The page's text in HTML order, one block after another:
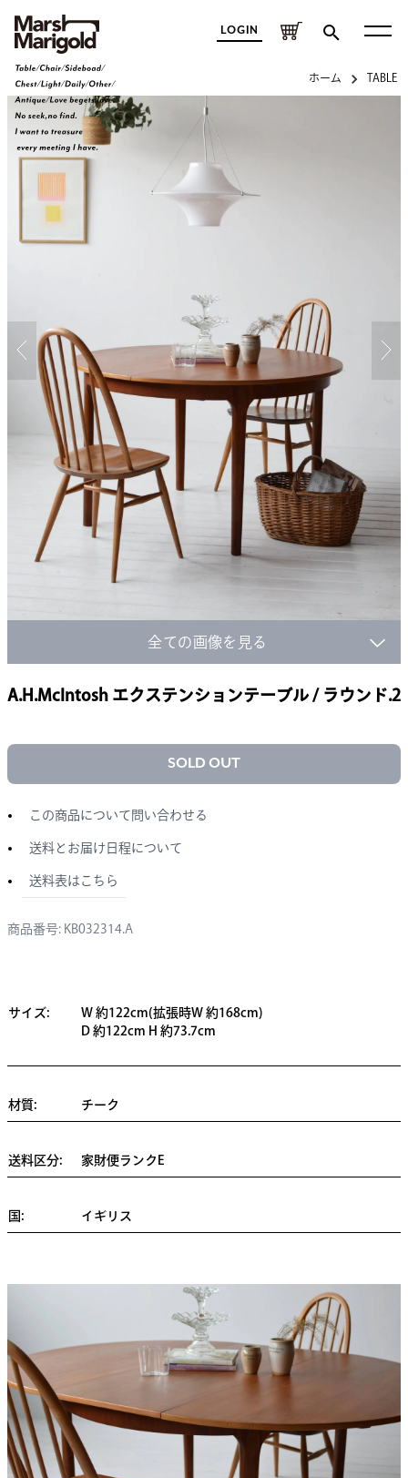
LOGIN
ホーム TABLE
全ての画像を見る
A.H.McIntosh エクステンションテーブル / ラウンド.2
SOLD OUT
この商品について問い合わせる
送料とお届け日程について
送料表はこちら
商品番号: KB032314.A
サイズ:
W 約122cm(拡張時W 約168cm)
D 約122cm H 約73.7cm
材質: チーク
送料区分: 家財便ランクE
国: イギリス